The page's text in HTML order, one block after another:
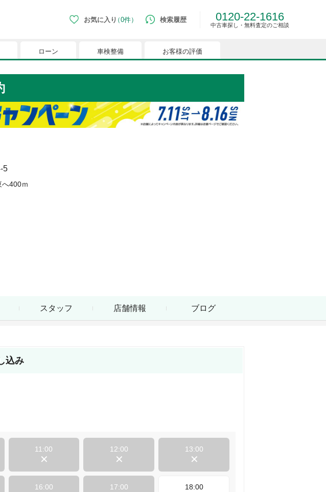
お気に入り 0件
されているおクルマはございません。
りのクルマリストでいつでも簡単に比較ができるようになります。
可能にするためにCookie機能を有効にしてください。
検索履歴 0120-22-1616
中古車探し・無料査定のご相談
ローン 車検整備 お客様の評価
5
400ｍ
スタッフ 店舗情報 ブログ
込み
11:00 12:00 13:00
16:00 17:00 18:00